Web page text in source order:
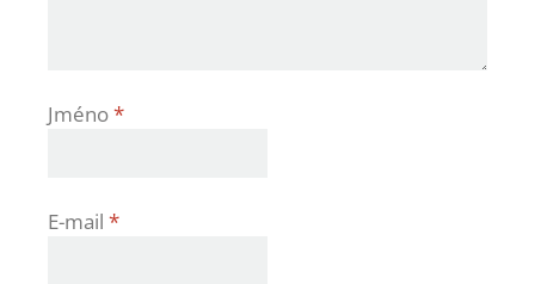
Jméno*
E-mail *